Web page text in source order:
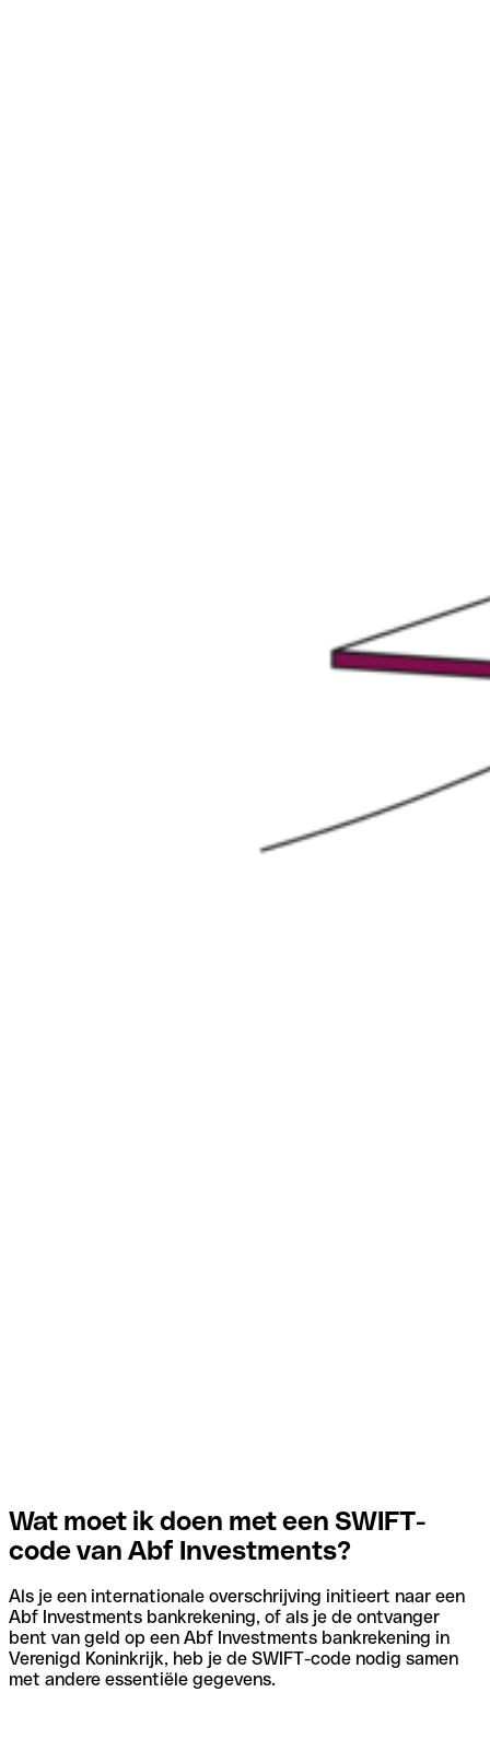
Wat moet ik doen met een SWIFT-
code van Abf Investments?
Als je een internationale overschrijving initieert naar een
Abf Investments bankrekening, of als je de ontvanger
bent van geld op een Abf Investments bankrekening in
Verenigd Koninkrijk, heb je de SWIFT-code nodig samen
met andere essentiële gegevens.